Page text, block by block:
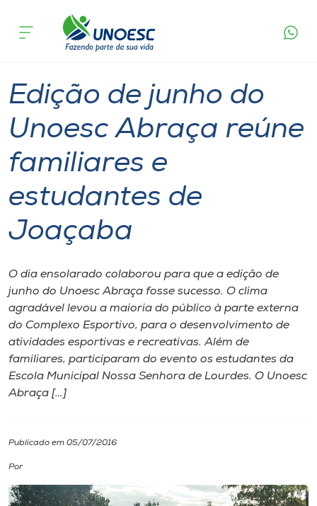
Cursos
Pesquisa
Atendimento ao Estudante
Portal de Ensino
Internacionalização
I.nova
Diplomados
acontece
Edição de junho do
Unoesc Abraça reúne
familiares e
estudantes de
Joaçaba
O dia ensolarado colaborou para que a edição de
junho do Unoesc Abraça fosse sucesso. O clima
agradável levou a maioria do público à parte externa
do Complexo Esportivo, para o desenvolvimento de
atividades esportivas e recreativas. Além de
familiares, participaram do evento os estudantes da
Escola Municipal Nossa Senhora de Lourdes. O Unoesc
Abraça […]
Publicado em 05/07/2016
Por